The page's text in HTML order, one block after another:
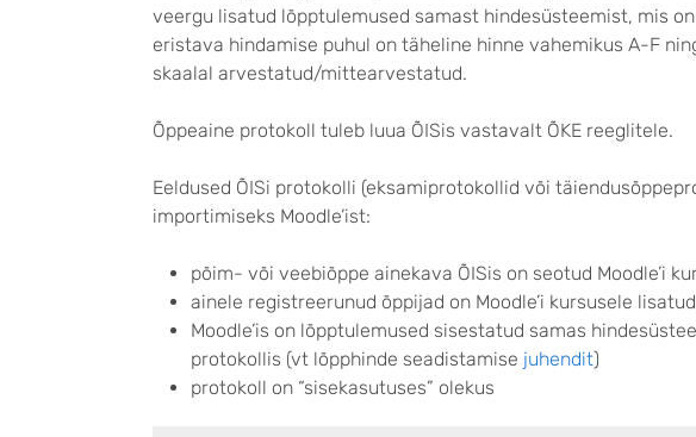
veergu lisatud lõpptulemused samast hindesüsteemist, mis
eristava hindamise puhul on täheline hinne vahemikus A-F
skaalal arvestatud/mittearvestatud.
Õppeaine protokoll tuleb luua ÕISis vastavalt ÕKE reeglitele.
Eeldused ÕISi protokolli (eksamiprotokollid või
importimiseks Moodle’ist:
põim- või veebiõppe ainekava ÕISis on seotud Moodle’i
ainele registreerunud õppijad on Moodle’i kursusele
Moodle’is on lõpptulemused sisestatud samas
protokollis (vt lõpphinde seadistamise juhendit)
protokoll on “sisekasutuses” olekus